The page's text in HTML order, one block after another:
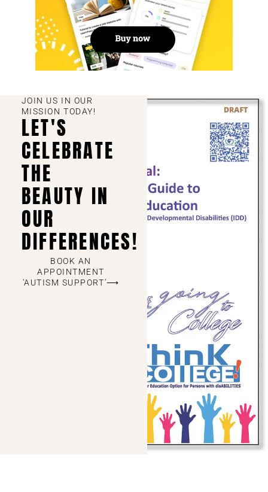
JOIN US IN OUR
MISSION TODAY!
LET'S
CELEBRATE
THE
BEAUTY IN
OUR
DIFFERENCES!
BOOK AN
APPOINTMENT
'AUTISM SUPPORT'⟶